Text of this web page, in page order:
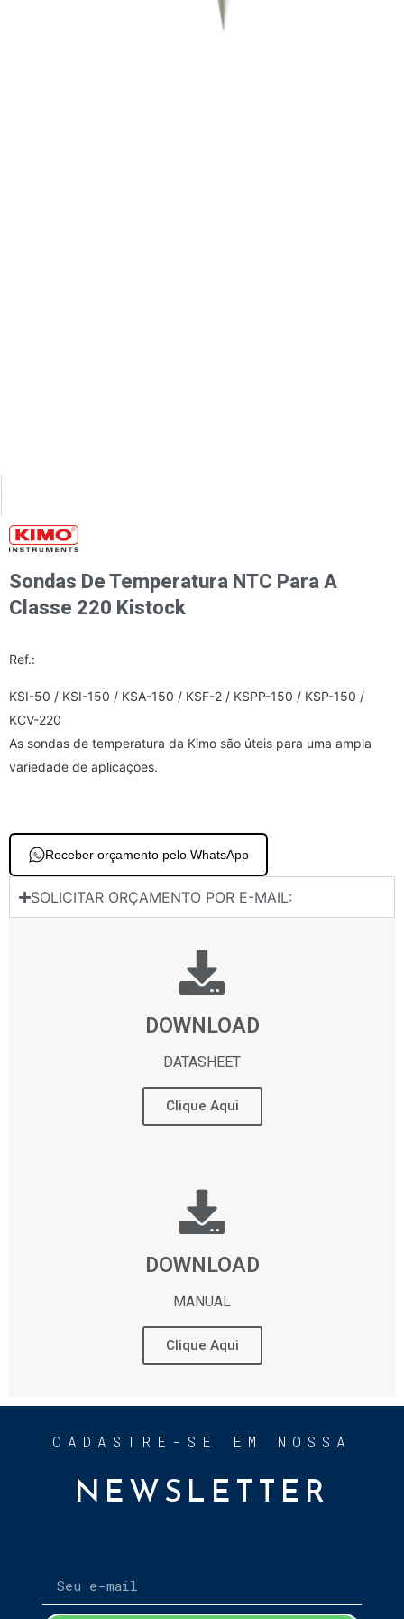
Sondas De Temperatura NTC Para A
Classe 220 Kistock
Ref.:
KSI-50 / KSI-150 / KSA-150 / KSF-2 / KSPP-150 / KSP-150 /
KCV-220
As sondas de temperatura da Kimo são úteis para uma ampla
variedade de aplicações.
Receber orçamento pelo WhatsApp
SOLICITAR ORÇAMENTO POR E-MAIL:
DOWNLOAD
DATASHEET
Clique Aqui
DOWNLOAD
MANUAL
Clique Aqui
CADASTRE-SE EM NOSSA
NEWSLETTER